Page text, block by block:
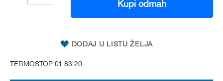
Kupi odmah
DODAJ U LISTU ŽELJA
TERMOSTOP 01 83 20